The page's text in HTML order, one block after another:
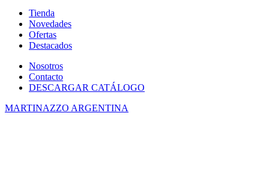
Tienda
Novedades
Ofertas
Destacados
Nosotros
Contacto
DESCARGAR CATÁLOGO
MARTINAZZO ARGENTINA